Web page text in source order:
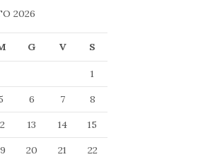
2026
G V S
1
6 7
8
13 14
15
20 21
22